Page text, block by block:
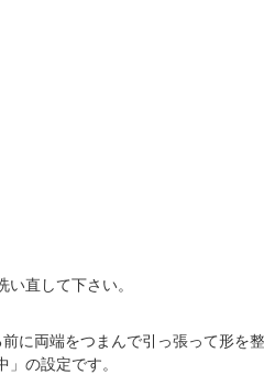
直して下さい。
に両端をつまんで引っ張って形を
の設定です。